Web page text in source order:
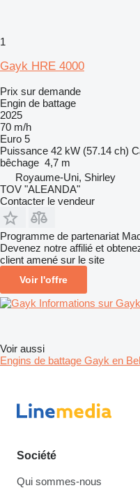
1
Gayk HRE 4000
Prix sur demande
Engin de battage
2025
70 m/h
Euro 5
Puissance 42 kW (57.14 ch)
bêchage 4,7 m
Royaume-Uni, Shirley
TOV "ALEANDA"
Contacter le vendeur
Programme de partenariat
Devenez notre affilié et
client amené sur le site
Voir l'offre
Informations sur Gayk
Voir aussi
Engins de battage Gayk en
Société
Qui sommes-nous